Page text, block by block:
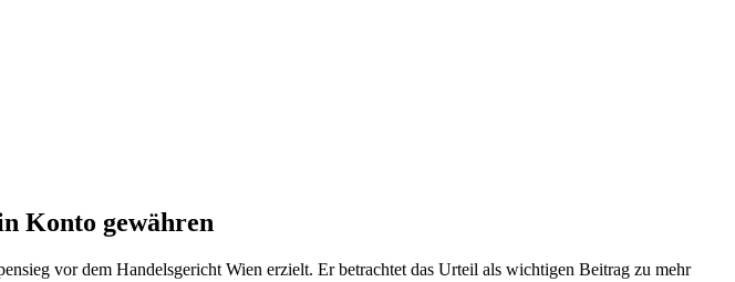
Konto gewähren
vor dem Handelsgericht Wien erzielt. Er betrachtet das Urteil als wichtigen Beitrag zu mehr